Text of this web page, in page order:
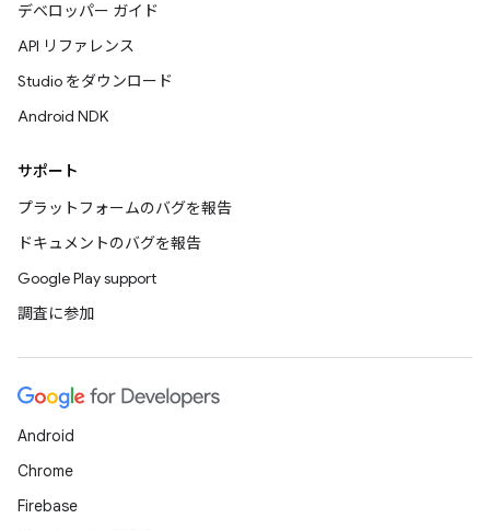
デベロッパー ガイド
API リファレンス
Studio をダウンロード
Android NDK
サポート
プラットフォームのバグを報告
ドキュメントのバグを報告
Google Play support
調査に参加
Android
Chrome
Firebase